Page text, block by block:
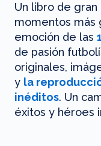
Un libro de
momentos más
emoción de las
de pasión
originales,
y la
inéditos. Un
éxitos y héroes